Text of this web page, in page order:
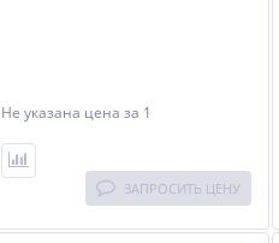
Не указана цена за 1
ЗАПРОСИТЬ ЦЕНУ